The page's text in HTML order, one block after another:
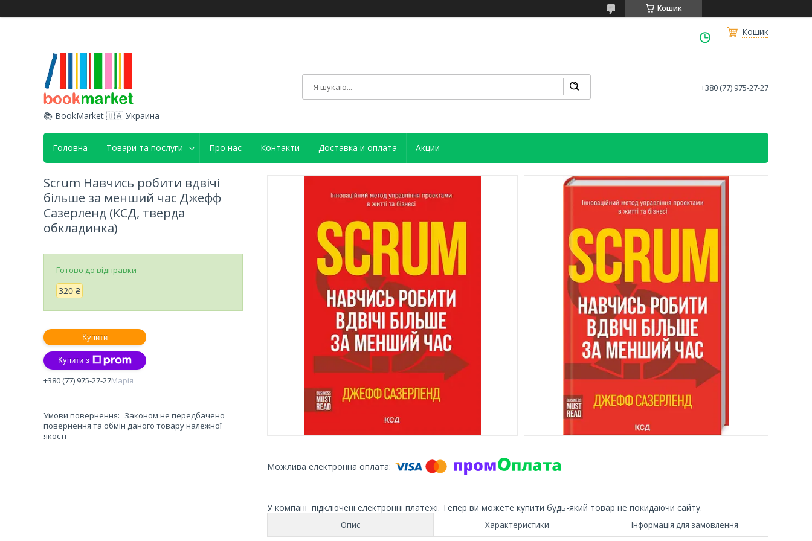
Кошик
Кошик
📚 BookMarket 🇺🇦 Украина
+380 (77) 975-27-27
Головна Товари та послуги Про нас Контакти Доставка и оплата Акции
У компанії підключені електронні платежі. Тепер ви можете купити будь-який товар не покидаючи сайту.
Опис Характеристики Інформація для замовлення
Scrum Навчись робити вдвічі
більше за менший час Джефф
Сазерленд (КСД, тверда
обкладинка)
Готово до відправки
320 ₴
Купити
Купити з
+380 (77) 975-27-27Марія
Законом не передбачено
повернення та обмін даного товару належної
якості